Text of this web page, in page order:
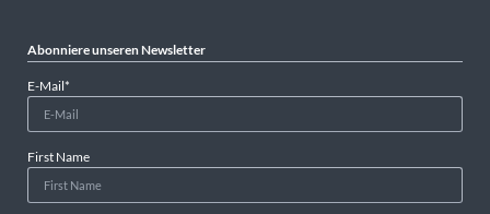
Abonniere unseren Newsletter
Pflichtfeld
E-Mail*
First Name